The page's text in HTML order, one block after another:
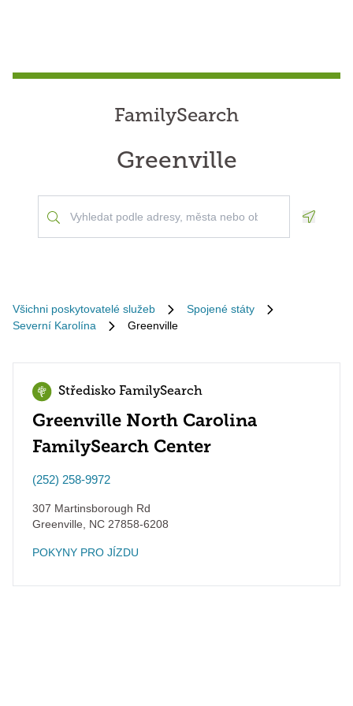
FamilySearch
Greenville
Všichni poskytovatelé služeb
Spojené státy
Severní Karolína
Greenville
Středisko FamilySearch
Greenville North Carolina
FamilySearch Center
(252) 258-9972
307 Martinsborough Rd
Greenville
NC 27858-6208
POKYNY PRO JÍZDU